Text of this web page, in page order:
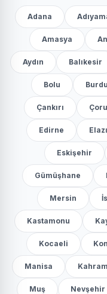
Adana
Amasya
Aydın Balıkesir
Bolu
Çankırı
Edirne
Eskişehir
Gümüşhane
Mersin
Kastamonu
Kocaeli
Manisa
Muş Nevşehir